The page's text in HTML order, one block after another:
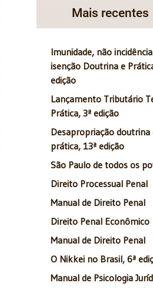
Mais recentes
Imunidade, não
isenção Doutrina e
edição
Lançamento Tributário
Prática, 3ª edição
Desapropriação doutrina
prática, 13ª edição
São Paulo de todos os
Direito Processual Penal
Manual de Direito Penal
Direito Penal Econômico
Manual de Direito Penal
O Nikkei no Brasil, 6ª
Manual de Psicologia